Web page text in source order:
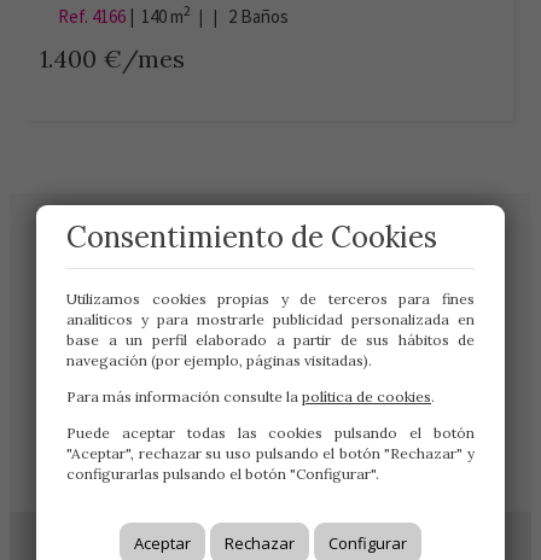
Independencia. Se pide aval bancario.
Ref. 4166 140 m2 | | 2 Baños
1.400 €/mes
Gran Vía de San Marcos 19
24001 – LEÓN
987 222 333
© 2022 Inmobiliaria R3 | Aviso legal | Protección de datos
Consentimiento de Cookies
Utilizamos cookies propias y de terceros para fines
analíticos y para mostrarle publicidad personalizada en
base a un perfil elaborado a partir de sus hábitos de
navegación (por ejemplo, páginas visitadas).
Para más información consulte la política de cookies.
Puede aceptar todas las cookies pulsando el botón
"Aceptar", rechazar su uso pulsando el botón "Rechazar" y
configurarlas pulsando el botón "Configurar".
Aceptar Rechazar Configurar